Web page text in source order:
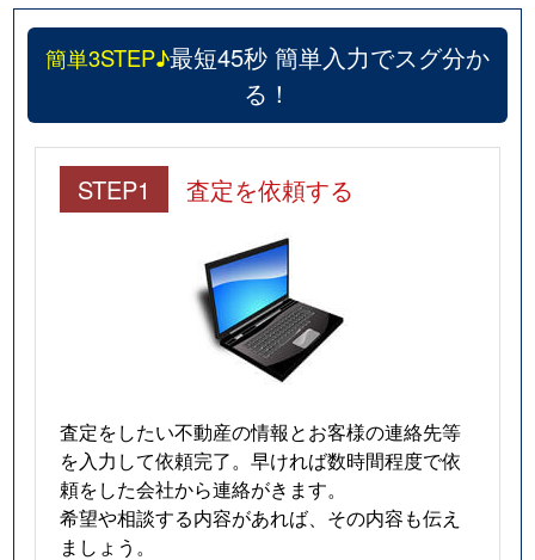
簡単3STEP♪最短45秒 簡単入力でスグ分か
る！
STEP1 査定を依頼する
査定をしたい不動産の情報とお客様の連絡先等
を入力して依頼完了。早ければ数時間程度で依
頼をした会社から連絡がきます。
希望や相談する内容があれば、その内容も伝え
ましょう。